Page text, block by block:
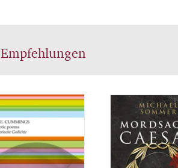
Empfehlungen